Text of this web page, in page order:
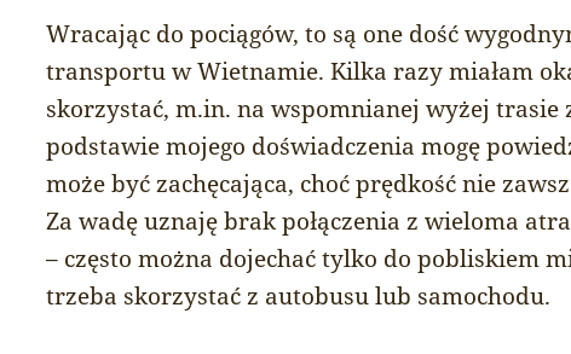
Wracając do pociągów, to są one dość
transportu w Wietnamie. Kilka razy miałam
skorzystać, m.in. na wspomnianej wyżej trasie
podstawie mojego doświadczenia mogę
może być zachęcająca, choć prędkość nie
Za wadę uznaję brak połączenia z wieloma
– często można dojechać tylko do pobliskiem
trzeba skorzystać z autobusu lub samochodu.